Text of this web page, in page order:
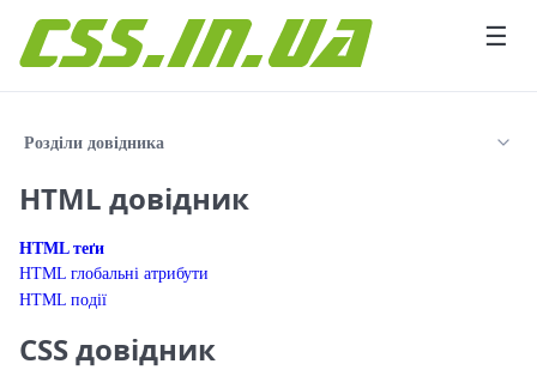
☰
Розділи довідника
HTML довідник
HTML теґи
HTML глобальні атрибути
HTML події
CSS довідник